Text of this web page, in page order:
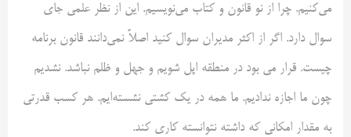
می‌کنیم. چرا از نو قانون و کتاب می‌نویسیم. این از نظر علمی جای
سوال دارد. اگر از اکثر مدیران سوال کنید اصلاً نمی‌دانند قانون برنامه
چیست. قرار می بود در منطقه اپل شویم و جهل و ظلم نباشد. نشدیم
چون ما اجازه ندادیم. ما همه در یک کشتی نشسته‌ایم. هر کسب قدرتی
به مقدار امکانی که داشته نتوانسته کاری کند.‌